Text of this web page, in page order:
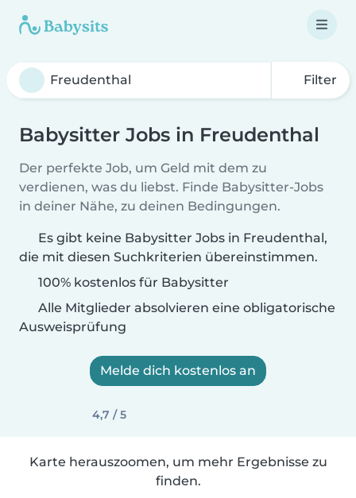
Filter
Babysitter Jobs in Freudenthal
Der perfekte Job, um Geld mit dem zu
verdienen, was du liebst. Finde Babysitter-Jobs
in deiner Nähe, zu deinen Bedingungen.
Es gibt keine Babysitter Jobs in Freudenthal,
die mit diesen Suchkriterien übereinstimmen.
100% kostenlos für Babysitter
Alle Mitglieder absolvieren eine obligatorische
Ausweisprüfung
Melde dich kostenlos an
4,7 / 5
Karte herauszoomen, um mehr Ergebnisse zu
finden.